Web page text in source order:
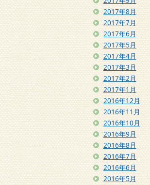
2017年8月
2017年7月
2017年6月
2017年5月
2017年4月
2017年3月
2017年2月
2017年1月
2016年12月
2016年11月
2016年10月
2016年9月
2016年8月
2016年7月
2016年6月
2016年5月